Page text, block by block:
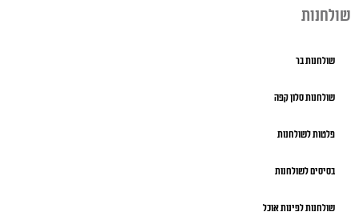
שולחנות
שולחנות בר
שולחנות סלון קפה
פלטות לשולחנות
בסיסים לשולחנות
שולחנות לפינות אוכל